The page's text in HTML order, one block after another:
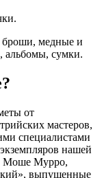
броши, медные и
альбомы, сумки.
от
мастеров,
специалистами
нашей
Моше Мурро,
выпущенные